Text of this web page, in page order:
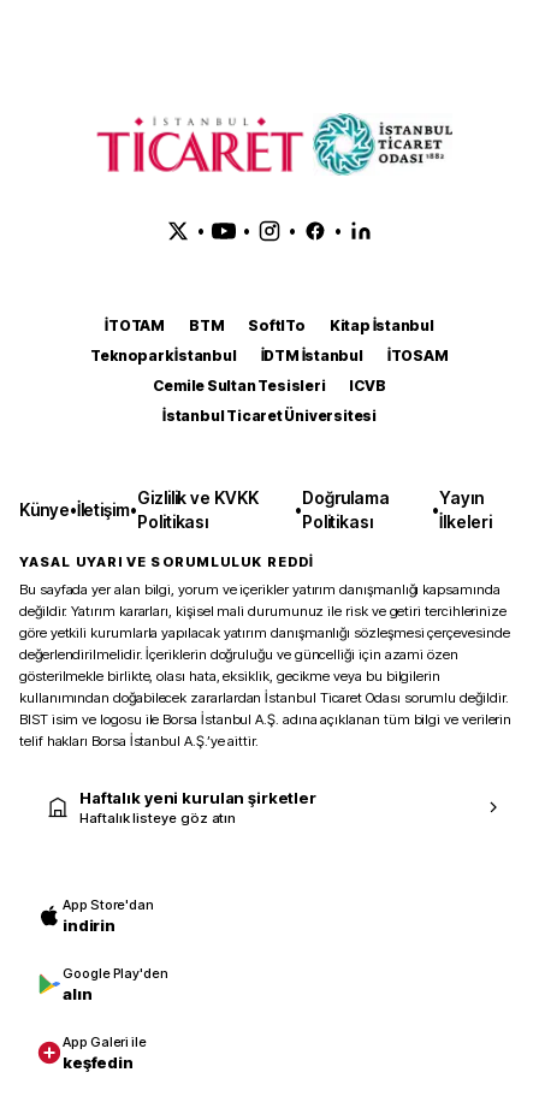
• • • •
İTOTAM BTM SoftITo
Kitap İstanbul
Teknopark İstanbul
İDTM İstanbul
İTOSAM
Cemile Sultan Tesisleri
ICVB
İstanbul Ticaret Üniversitesi
Künye•İletişim•
Gizlilik ve KVKK
Politikası
•
Doğrulama
Politikası
•
Yayın
İlkeleri
YASAL UYARI VE SORUMLULUK REDDİ
Bu sayfada yer alan bilgi, yorum ve içerikler yatırım danışmanlığı kapsamında
değildir. Yatırım kararları, kişisel mali durumunuz ile risk ve getiri tercihlerinize
göre yetkili kurumlarla yapılacak yatırım danışmanlığı sözleşmesi çerçevesinde
değerlendirilmelidir. İçeriklerin doğruluğu ve güncelliği için azami özen
gösterilmekle birlikte, olası hata, eksiklik, gecikme veya bu bilgilerin
kullanımından doğabilecek zararlardan İstanbul Ticaret Odası sorumlu değildir.
BIST isim ve logosu ile Borsa İstanbul A.Ş. adına açıklanan tüm bilgi ve verilerin
telif hakları Borsa İstanbul A.Ş.’ye aittir.
Haftalık yeni kurulan şirketler
Haftalık listeye göz atın
App Store'dan
indirin
Google Play'den
alın
App Galeri ile
keşfedin